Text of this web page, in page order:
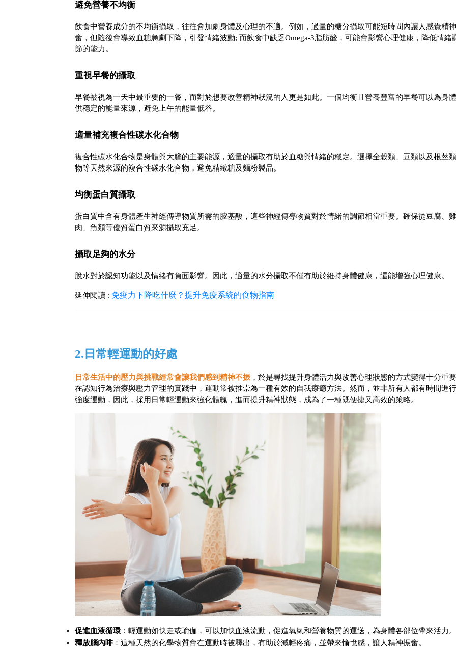
避免營養不均衡
飲食中營養成分的不均衡攝取，往往會加劇身體及心理的不適。例如，過量的糖分攝取可能短時間內讓人感覺精
奮，但隨後會導致血糖急劇下降，引發情緒波動; 而飲食中缺乏Omega-3脂肪酸，可能會影響心理健康，降低情緒
節的能力。
重視早餐的攝取
早餐被視為一天中最重要的一餐，而對於想要改善精神狀況的人更是如此。一個均衡且營養豐富的早餐可以為身
供穩定的能量來源，避免上午的能量低谷。
適量補充複合性碳水化合物
複合性碳水化合物是身體與大腦的主要能源，適量的攝取有助於血糖與情緒的穩定。選擇全穀類、豆類以及根莖
物等天然來源的複合性碳水化合物，避免精緻糖及麵粉製品。
均衡蛋白質攝取
蛋白質中含有身體產生神經傳導物質所需的胺基酸，這些神經傳導物質對於情緒的調節相當重要。確保從豆腐、雞
肉、魚類等優質蛋白質來源攝取充足。
攝取足夠的水分
脫水對於認知功能以及情緒有負面影響。因此，適量的水分攝取不僅有助於維持身體健康，還能增強心理健康。
延伸閱讀 : 免疫力下降吃什麼？提升免疫系統的食物指南
2.日常輕運動的好處
日常生活中的壓力與挑戰經常會讓我們感到精神不振 ，於是尋找提升身體活力與改善心理狀態的方式變得十分重
在認知行為治療與壓力管理的實踐中，運動常被推崇為一種有效的自我療癒方法。然而，並非所有人都有時間進
強度運動，因此，採用日常輕運動來強化體魄，進而提升精神狀態，成為了一種既便捷又高效的策略。
促進血液循環 ：輕運動如快走或瑜伽，可以加快血液流動，促進氧氣和營養物質的運送，為身體各部位帶來活力。
釋放腦內啡：這種天然的化學物質會在運動時被釋出，有助於減輕疼痛，並帶來愉悅感，讓人精神振奮。